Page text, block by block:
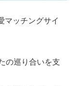
マッチングサイ
の巡り合いを支